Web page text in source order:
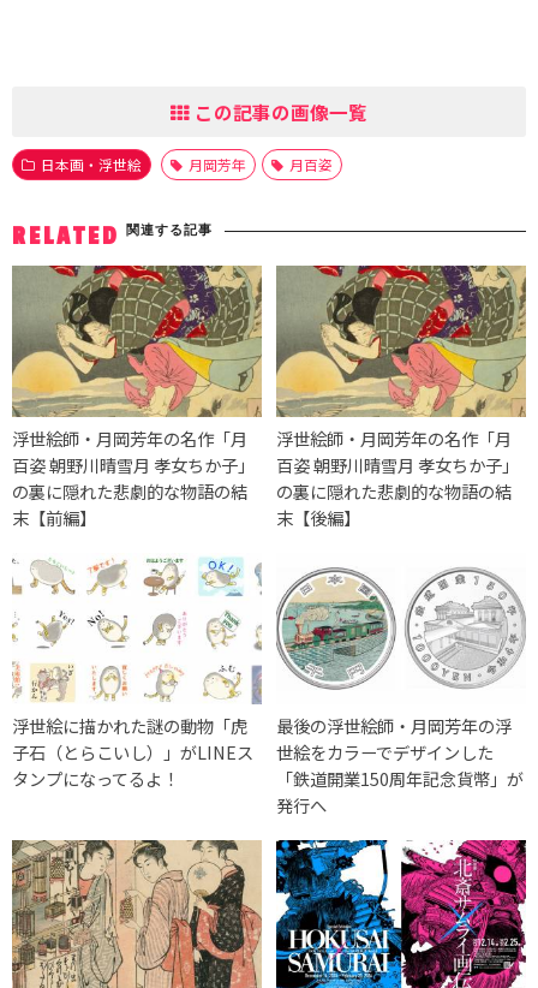
この記事の画像一覧
日本画・浮世絵 月岡芳年 月百姿
RELATED 関連する記事
浮世絵師・月岡芳年の名作「月
百姿 朝野川晴雪月 孝女ちか子」
の裏に隠れた悲劇的な物語の結
末【前編】
浮世絵師・月岡芳年の名作「月
百姿 朝野川晴雪月 孝女ちか子」
の裏に隠れた悲劇的な物語の結
末【後編】
浮世絵に描かれた謎の動物「虎
子石（とらこいし）」がLINEス
タンプになってるよ！
最後の浮世絵師・月岡芳年の浮
世絵をカラーでデザインした
「鉄道開業150周年記念貨幣」が
発行へ